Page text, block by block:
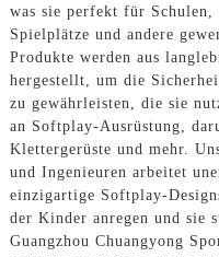
was sie perfekt für
Spielplätze und andere
Produkte werden aus
hergestellt, um die
zu gewährleisten, die sie
an Softplay-Ausrüstung,
Klettergerüste und mehr.
und Ingenieuren arbeitet
einzigartige Softplay-
der Kinder anregen und sie
Guangzhou Chuangyong